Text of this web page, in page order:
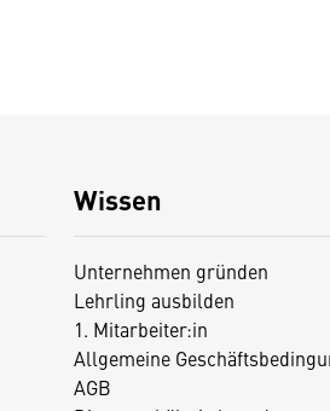
Wissen
Unternehmen gründen
Lehrling ausbilden
1. Mitarbeiter:in
Allgemeine
AGB